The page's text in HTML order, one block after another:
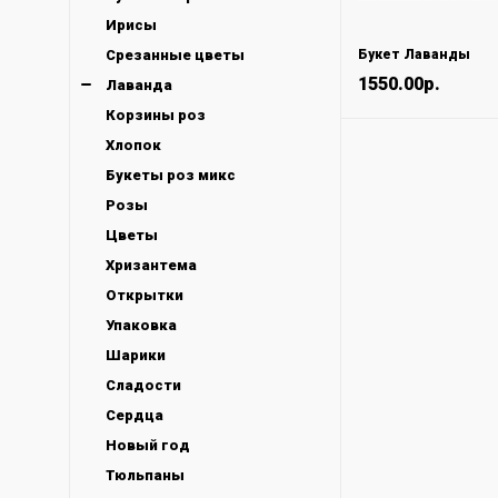
Ирисы
Срезанные цветы
Лаванда
Корзины роз
Хлопок
Букеты роз микс
Розы
Цветы
Хризантема
Открытки
Упаковка
Шарики
Сладости
Сердца
Новый год
Тюльпаны
Букет Лаванды
1550.00р.